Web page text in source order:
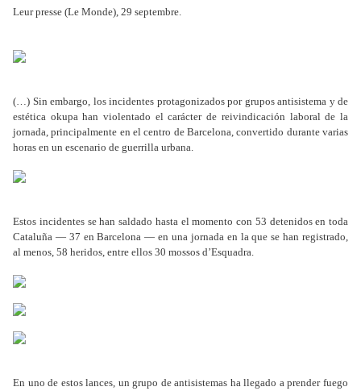
Leur presse (Le Monde), 29 septembre.
(…) Sin embargo, los incidentes protagonizados por grupos antisistema y de
estética okupa han violentado el carácter de reivindicación laboral de la
jornada, principalmente en el centro de Barcelona, convertido durante varias
horas en un escenario de guerrilla urbana.
Estos incidentes se han saldado hasta el momento con 53 detenidos en toda
Cataluña — 37 en Barcelona — en una jornada en la que se han registrado,
al menos, 58 heridos, entre ellos 30 mossos d’Esquadra.
En uno de estos lances, un grupo de antisistemas ha llegado a prender fuego